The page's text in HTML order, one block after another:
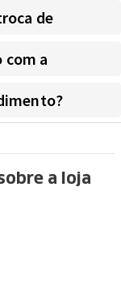
de
a
a loja